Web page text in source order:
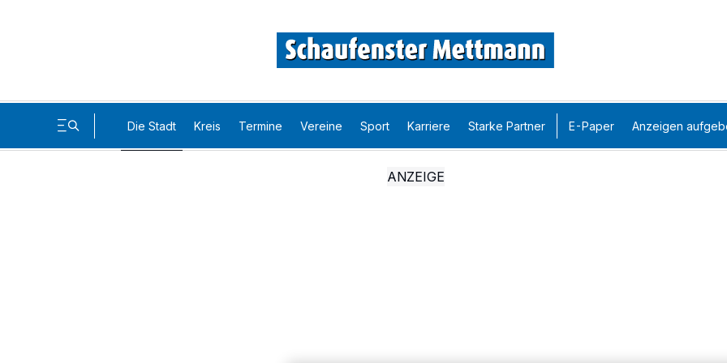
Die Stadt Kreis Termine Vereine Sport Karriere Starke Partner E-Paper Anzeigen